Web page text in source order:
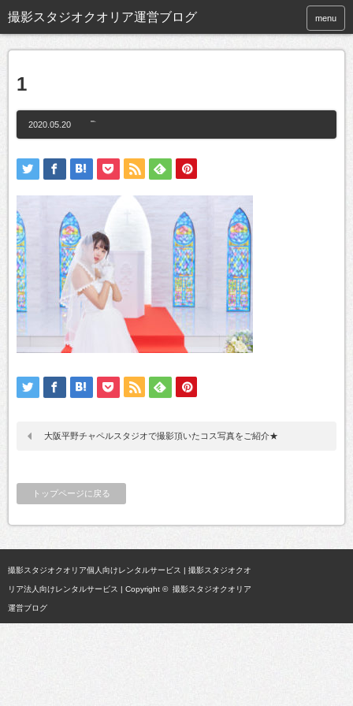
撮影スタジオクオリア運営ブログ menu
1
2020.05.20
大阪平野チャペルスタジオで撮影頂いたコス写真をご紹介★
トップページに戻る
撮影スタジオクオリア個人向けレンタルサービス | 撮影スタジオクオ
リア法人向けレンタルサービス | Copyright © 撮影スタジオクオリア
運営ブログ